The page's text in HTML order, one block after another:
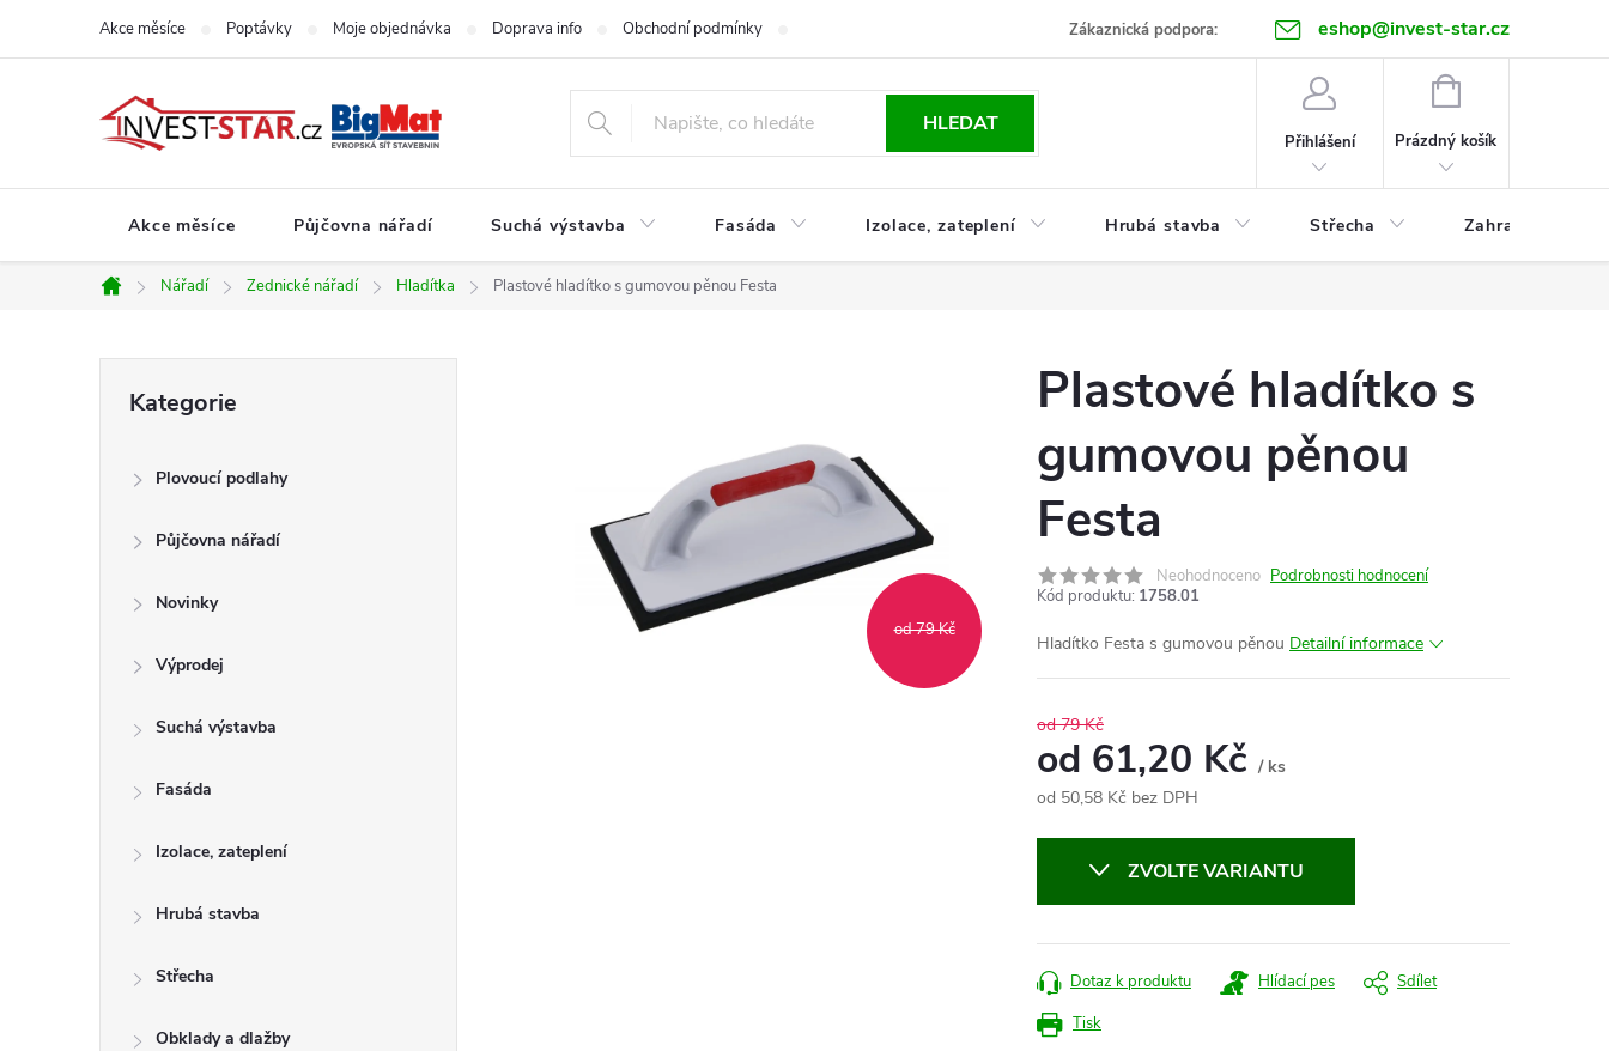
Zákaznická podpora: eshop@invest-star.cz
Akce měsíce Poptávky Moje objednávka Doprava info Obchodní podmínky Kontakt
HLEDAT
Přihlášení
NÁKUPNÍ
Prázdný košík
Akce měsíce Půjčovna nářadí Suchá výstavba Fasáda Izolace, zateplení Hrubá stavba Střecha Zahrada
Domů
Nářadí Zednické nářadí Hladítka Plastové hladítko s gumovou pěnou Festa
kategorie
Kategorie
Plovoucí podlahy
Půjčovna nářadí
Novinky
Výprodej
Suchá výstavba
Fasáda
Izolace, zateplení
Hrubá stavba
Střecha
Obklady a dlažby
od 79 Kč
Plastové hladítko s
gumovou pěnou
Festa
Neohodnoceno Podrobnosti hodnocení
Kód produktu: 1758.01
Hladítko Festa s gumovou pěnou Detailní informace
od 79 Kč
od 61,20 Kč / ks
od 50,58 Kč bez DPH
ZVOLTE VARIANTU
Tisk
Dotaz k produktu Hlídací pes Sdílet